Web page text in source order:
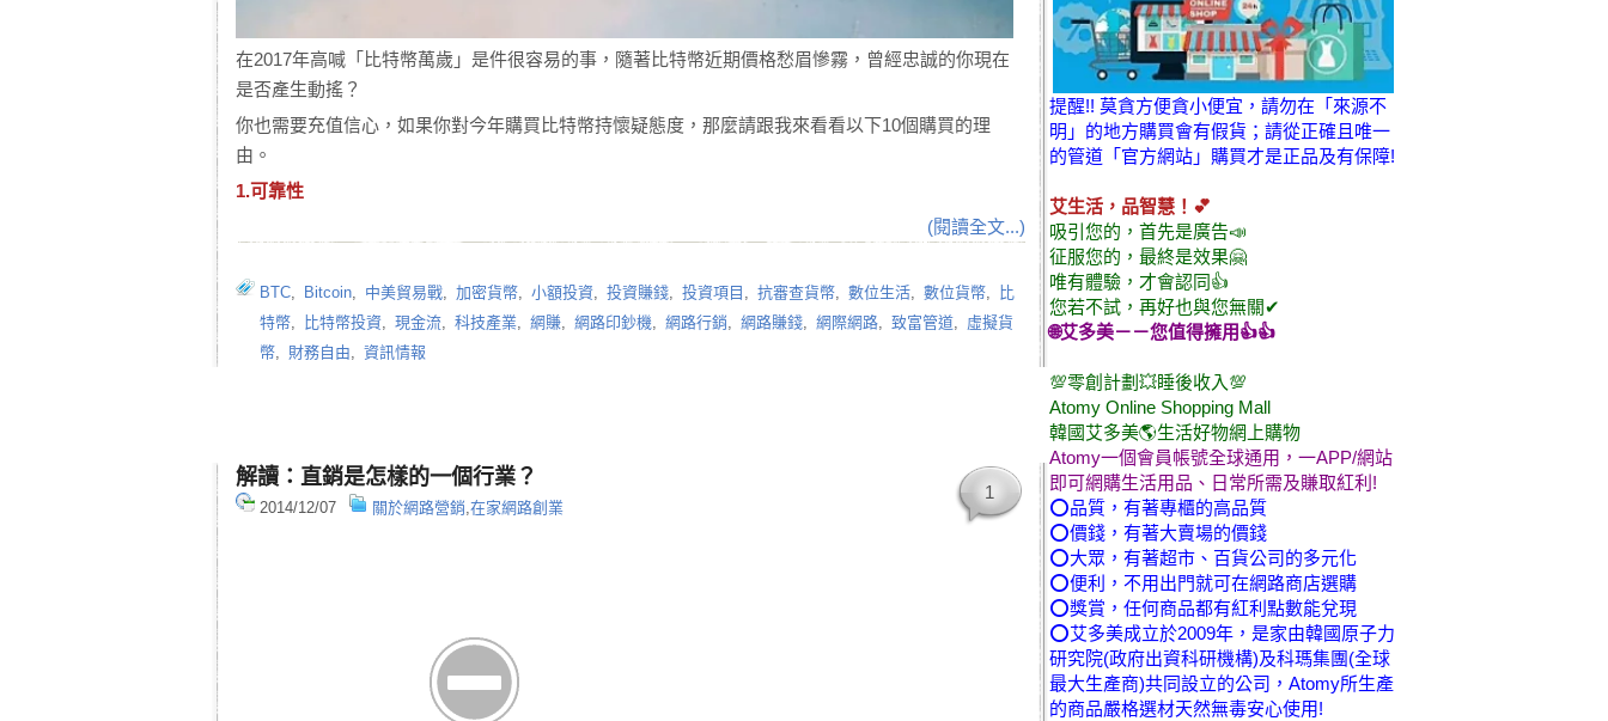
在2017年高喊「比特幣萬歲」是件很容易的事，隨著比特幣近期價格愁眉慘霧，曾經忠誠的你現在
是否產生動搖？
你也需要充值信心，如果你對今年購買比特幣持懷疑態度，那麼請跟我來看看以下10個購買的理
由。
1.可靠性
(閱讀全文...)
BTC, Bitcoin, 中美貿易戰, 加密貨幣, 小額投資, 投資賺錢, 投資項目 , 抗審查貨幣, 數位生活, 數位貨幣,
比
特幣, 比特幣投資, 現金流, 科技產業, 網賺, 網路印鈔機, 網路行銷, 網路賺錢, 網際網路, 致富管道, 虛擬貨
幣, 財務自由, 資訊情報
解讀：直銷是怎樣的一個行業？
2014/12/07 關於網路營銷,在家網路創業
1
提醒!! 莫貪方便貪小便宜，請勿在「來源不
明」的地方購買會有假貨；請從正確且唯一
的管道「官方網站」購買才是正品及有保障!
艾生活，品智慧！💕
吸引您的，首先是廣告📣
征服您的，最終是效果🤗
唯有體驗，才會認同👍
您若不試，再好也與您無關✔
🌐艾多美－－您值得擁用👍👍
💯零創計劃💥睡後收入💯
Atomy Online Shopping Mall
韓國艾多美🌎生活好物網上購物
Atomy一個會員帳號全球通用，一APP/網站
即可網購生活用品、日常所需及賺取紅利!
⭕品質，有著專櫃的高品質
⭕價錢，有著大賣場的價錢
⭕大眾，有著超市、百貨公司的多元化
⭕便利，不用出門就可在網路商店選購
⭕獎賞，任何商品都有紅利點數能兌現
⭕艾多美成立於2009年，是家由韓國原子力
研究院(政府出資科研機構)及科瑪集團(全球
最大生產商)共同設立的公司，Atomy所生產
的商品嚴格選材天然無毒安心使用!